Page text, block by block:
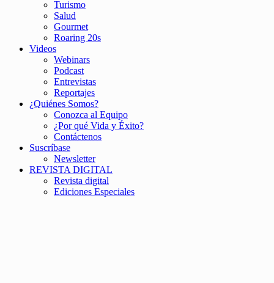
Turismo
Salud
Gourmet
Roaring 20s
Videos
Webinars
Podcast
Entrevistas
Reportajes
¿Quiénes Somos?
Conozca al Equipo
¿Por qué Vida y Éxito?
Contáctenos
Suscríbase
Newsletter
REVISTA DIGITAL
Revista digital
Ediciones Especiales